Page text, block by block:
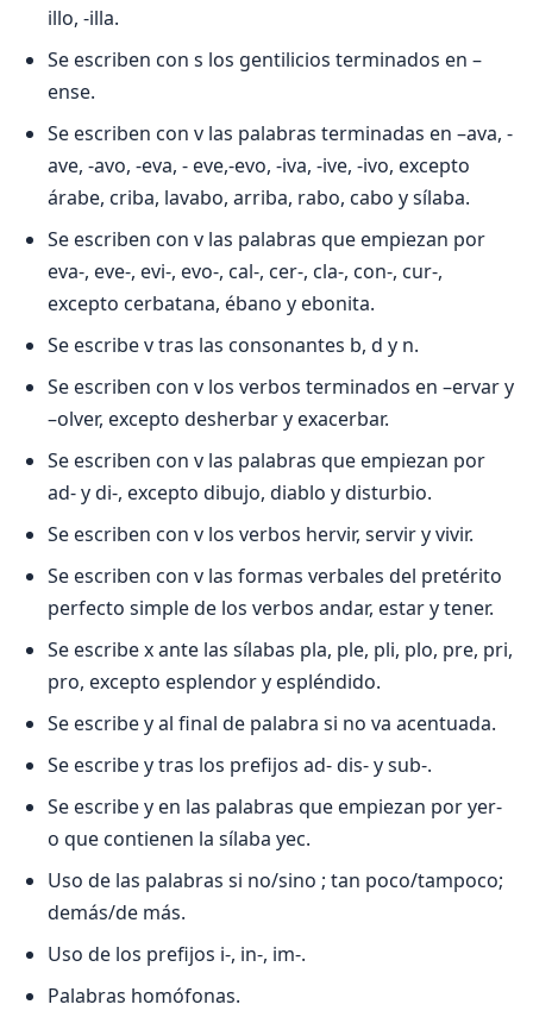
illo, -illa.
Se escriben con s los gentilicios terminados en –
ense.
Se escriben con v las palabras terminadas en –ava, -
ave, -avo, -eva, - eve,-evo, -iva, -ive, -ivo, excepto
árabe, criba, lavabo, arriba, rabo, cabo y sílaba.
Se escriben con v las palabras que empiezan por
eva-, eve-, evi-, evo-, cal-, cer-, cla-, con-, cur-,
excepto cerbatana, ébano y ebonita.
Se escribe v tras las consonantes b, d y n.
Se escriben con v los verbos terminados en –ervar y
–olver, excepto desherbar y exacerbar.
Se escriben con v las palabras que empiezan por
ad- y di-, excepto dibujo, diablo y disturbio.
Se escriben con v los verbos hervir, servir y vivir.
Se escriben con v las formas verbales del pretérito
perfecto simple de los verbos andar, estar y tener.
Se escribe x ante las sílabas pla, ple, pli, plo, pre, pri,
pro, excepto esplendor y espléndido.
Se escribe y al final de palabra si no va acentuada.
Se escribe y tras los prefijos ad- dis- y sub-.
Se escribe y en las palabras que empiezan por yer-
o que contienen la sílaba yec.
Uso de las palabras si no/sino ; tan poco/tampoco;
demás/de más.
Uso de los prefijos i-, in-, im-.
Palabras homófonas.